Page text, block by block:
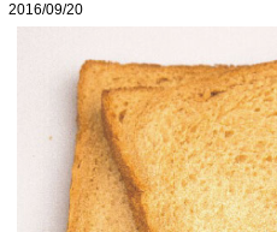
2016/09/20